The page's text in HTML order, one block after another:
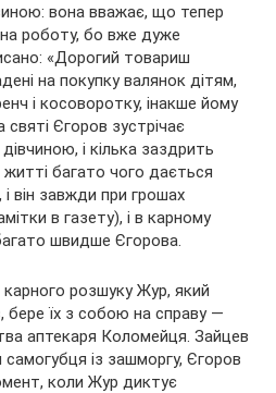
вона вважає, що тепер
роботу, бо вже дуже
«Дорогий товариш
на покупку валянок дітям,
і косоворотку, інакше йому
Єгоров зустрічає
і кілька заздрить
багато чого дається
і він завжди при грошах
в газету), і в карному
швидше Єгорова.
розшуку Жур, який
бере їх з собою на справу —
аптекаря Коломейця. Зайцев
із зашморгу, Єгоров
коли Жур диктує